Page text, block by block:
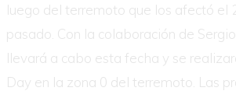
luego del terremoto que los afectó el
pasado. Con la colaboración de Sergio
llevará a cabo esta fecha y se
Day en la zona 0 del terremoto. Las